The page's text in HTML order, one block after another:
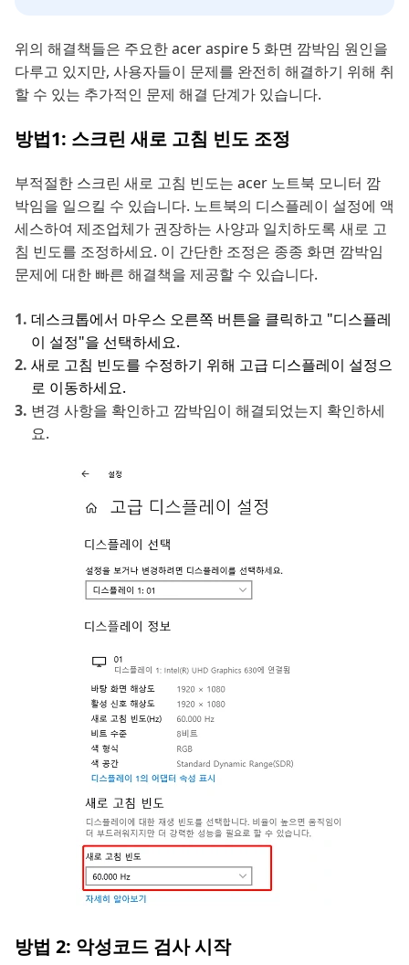
위의 해결책들은 주요한 acer aspire 5 화면 깜박임 원인을
다루고 있지만, 사용자들이 문제를 완전히 해결하기 위해 취
할 수 있는 추가적인 문제 해결 단계가 있습니다.
방법1: 스크린 새로 고침 빈도 조정
부적절한 스크린 새로 고침 빈도는 acer 노트북 모니터 깜
박임을 일으킬 수 있습니다. 노트북의 디스플레이 설정에 액
세스하여 제조업체가 권장하는 사양과 일치하도록 새로 고
침 빈도를 조정하세요. 이 간단한 조정은 종종 화면 깜박임
문제에 대한 빠른 해결책을 제공할 수 있습니다.
데스크톱에서 마우스 오른쪽 버튼을 클릭하고 "디스플레
이 설정"을 선택하세요.
새로 고침 빈도를 수정하기 위해 고급 디스플레이 설정으
로 이동하세요.
변경 사항을 확인하고 깜박임이 해결되었는지 확인하세
요.
방법 2: 악성코드 검사 시작